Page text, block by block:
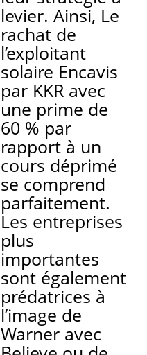
levier. Ainsi, Le
rachat de
l’exploitant
solaire Encavis
par KKR avec
une prime de
60 % par
rapport à un
cours déprimé
se comprend
parfaitement.
Les entreprises
plus
importantes
sont également
prédatrices à
l’image de
Warner avec